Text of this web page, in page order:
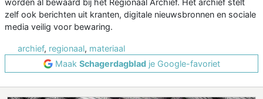
worden al bewaard bij het Regionaal Archief. Het archief stelt
zelf ook berichten uit kranten, digitale nieuwsbronnen en sociale
media veilig voor bewaring.
archief, regionaal, materiaal
Maak Schagerdagbladje Google-favoriet